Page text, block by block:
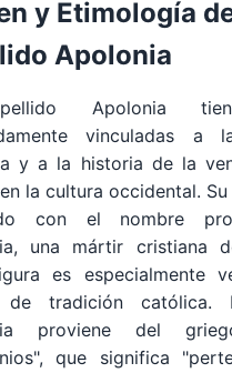
y Etimología
Apolonia
Apolonia
vinculadas a
y a la historia de la
la cultura occidental.
con el nombre
una mártir cristiana
es especialmente
de tradición católica.
proviene del
que significa